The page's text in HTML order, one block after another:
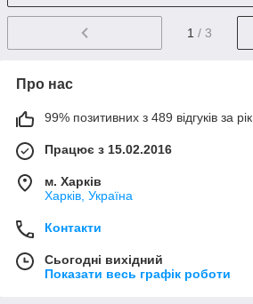
1 / 3
Про нас
99% позитивних з 489 відгуків за рік
Працює з 15.02.2016
м. Харків
Харків, Україна
Контакти
Сьогодні вихідний
Показати весь графік роботи